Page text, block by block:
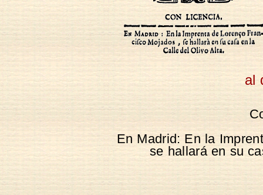
al
En Madrid: En la
se hallará en su